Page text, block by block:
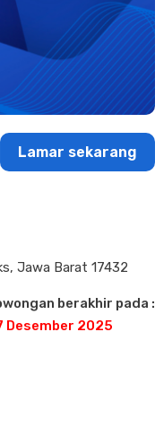
Jawa Barat 17432
berakhir pada :
Desember 2025
Lamar sekarang